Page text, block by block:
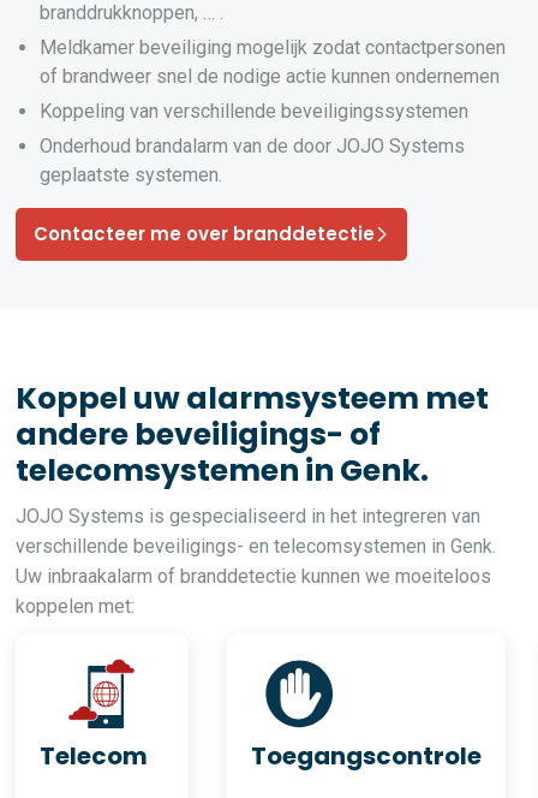
branddrukknoppen, … .
Meldkamer beveiliging mogelijk zodat contactpersonen
of brandweer snel de nodige actie kunnen ondernemen
Koppeling van verschillende beveiligingssystemen
Onderhoud brandalarm van de door JOJO Systems
geplaatste systemen.
Contacteer me over branddetectie
Koppel uw alarmsysteem met
andere beveiligings- of
telecomsystemen in Genk.
JOJO Systems is gespecialiseerd in het integreren van
verschillende beveiligings- en telecomsystemen in Genk.
Uw inbraakalarm of branddetectie kunnen we moeiteloos
koppelen met:
Telecom Toegangscontrole